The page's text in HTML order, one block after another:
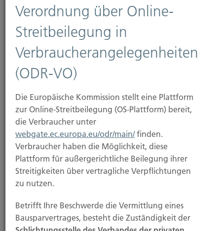
28.10.2025
Wenn die Blätter fallen: Wer muss im Herbst
fegen?
Rutschige Bürgersteige sind im Herbst keine
Seltenheit. Doch wer haftet, wenn ein Unfall passiert
–...
Weiterlesen
24.10.2025
Dieselskandal für nichtig
Verordnung über Online-
Streitbeilegung in
Verbraucherangelegenheiten
(ODR-VO)
Die Europäische Kommission stellt eine Plattform
zur Online-Streitbeilegung (OS-Plattform) bereit,
die Verbraucher unter
webgate.ec.europa.eu/odr/main/finden.
Verbraucher haben die Möglichkeit, diese
Plattform für außergerichtliche Beilegung ihrer
Streitigkeiten über vertragliche Verpflichtungen
zu nutzen.
Betrifft Ihre Beschwerde die Vermittlung eines
Bausparvertrages, besteht die Zuständigkeit der